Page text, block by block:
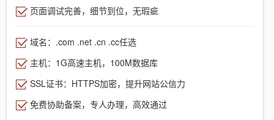
页面调试完善，细节到位，无瑕疵
域名：.com .net .cn .cc任选
主机：1G高速主机，100M数据库
SSL证书：HTTPS加密，提升网站公信力
免费协助备案，专人办理，高效通过